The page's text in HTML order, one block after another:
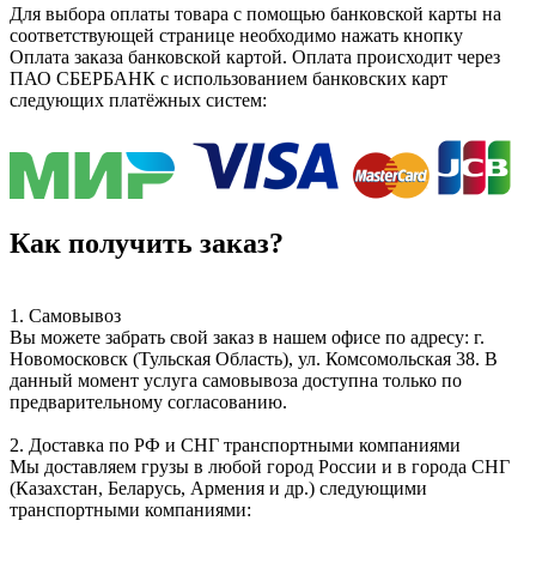
Для выбора оплаты товара с помощью банковской карты на
соответствующей странице необходимо нажать кнопку
Оплата заказа банковской картой. Оплата происходит через
ПАО СБЕРБАНК с использованием банковских карт
следующих платёжных систем:
Как получить заказ?
1. Самовывоз
Вы можете забрать свой заказ в нашем офисе по адресу: г.
Новомосковск (Тульская Область), ул. Комсомольская 38. В
данный момент услуга самовывоза доступна только по
предварительному согласованию.
2. Доставка по РФ и СНГ транспортными компаниями
Мы доставляем грузы в любой город России и в города СНГ
(Казахстан, Беларусь, Армения и др.) следующими
транспортными компаниями: